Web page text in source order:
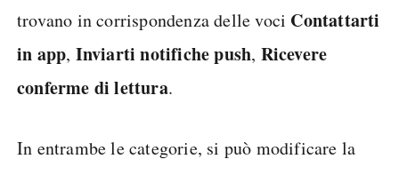
trovano in corrispondenza delle voci Contattarti
in app, Inviarti notifiche push, Ricevere
conferme di lettura.
In entrambe le categorie, si può modificare la